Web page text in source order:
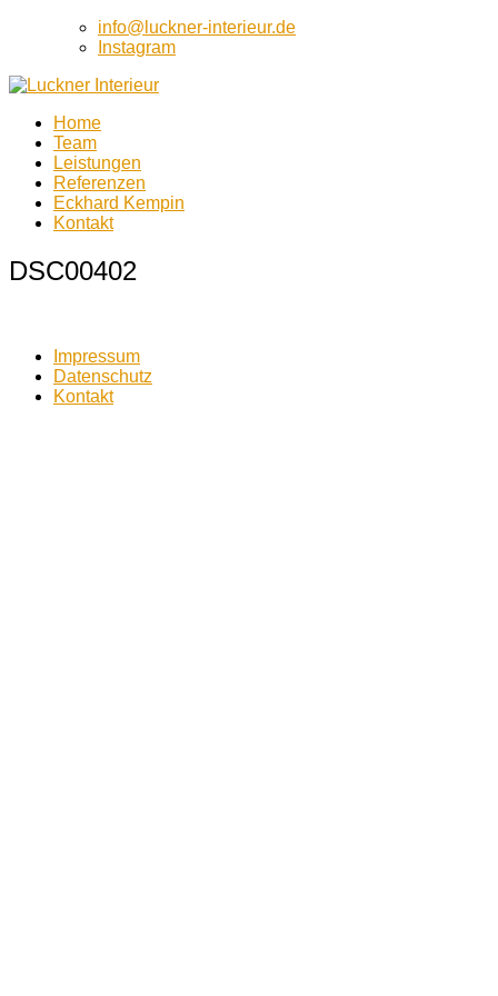
info@luckner-interieur.de
Instagram
Luckner Interieur
Luckner Interieur
Home
Team
Leistungen
Referenzen
Eckhard Kempin
Kontakt
DSC00402
Impressum
Datenschutz
Kontakt